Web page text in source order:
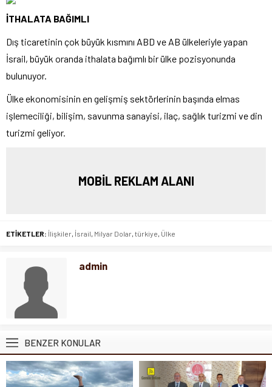
İTHALATA BAĞIMLI
Dış ticaretinin çok büyük kısmını ABD ve AB ülkeleriyle yapan
İsrail, büyük oranda ithalata bağımlı bir ülke pozisyonunda
bulunuyor.
Ülke ekonomisinin en gelişmiş sektörlerinin başında elmas
işlemeciliği, bilişim, savunma sanayisi, ilaç, sağlık turizmi ve din
turizmi geliyor.
MOBİL REKLAM ALANI
ETİKETLER: İlişkiler İsrail Milyar Dolar türkiye Ülke
admin
BENZER KONULAR